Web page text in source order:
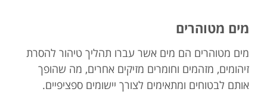
מים מטוהרים
מים מטוהרים הם מים אשר עברו תהליך טיהור להסרת
זיהומים, מזהמים וחומרים מזיקים אחרים, מה שהופך
אותם לבטוחים ומתאימים לצורך יישומים ספציפיים.